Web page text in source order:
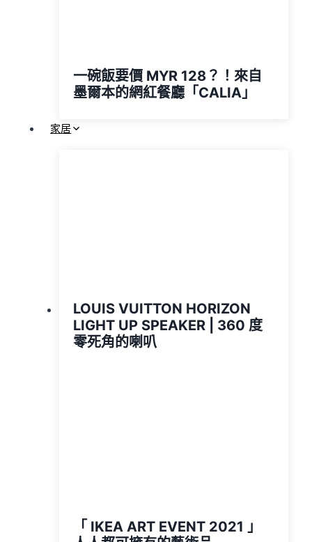
一碗飯要價 MYR 128？！來自
墨爾本的網紅餐廳「CALIA」
家居
LOUIS VUITTON HORIZON
LIGHT UP SPEAKER | 360 度
零死角的喇叭
「 IKEA ART EVENT 2021 」